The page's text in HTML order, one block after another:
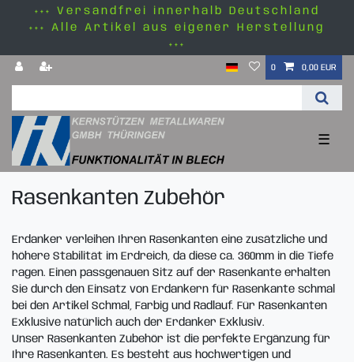
+++ Versandfrei innerhalb Deutschland
+++ Alle Artikel aus eigener Herstellung
+++
0 0,00 EUR
☰
Rasenkanten Zubehör
Erdanker verleihen Ihren Rasenkanten eine zusätzliche und
höhere Stabilität im Erdreich, da diese ca. 360mm in die Tiefe
ragen. Einen passgenauen Sitz auf der Rasenkante erhalten
Sie durch den Einsatz von Erdankern für Rasenkante schmal
bei den Artikel Schmal, Farbig und Radlauf. Für Rasenkanten
Exklusive natürlich auch der Erdanker Exklusiv.
Unser Rasenkanten Zubehör ist die perfekte Ergänzung für
Ihre Rasenkanten. Es besteht aus hochwertigen und